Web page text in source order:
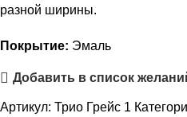
разной ширины.
Покрытие: Эмаль
Добавить в список
Артикул: Трио Грейс 1